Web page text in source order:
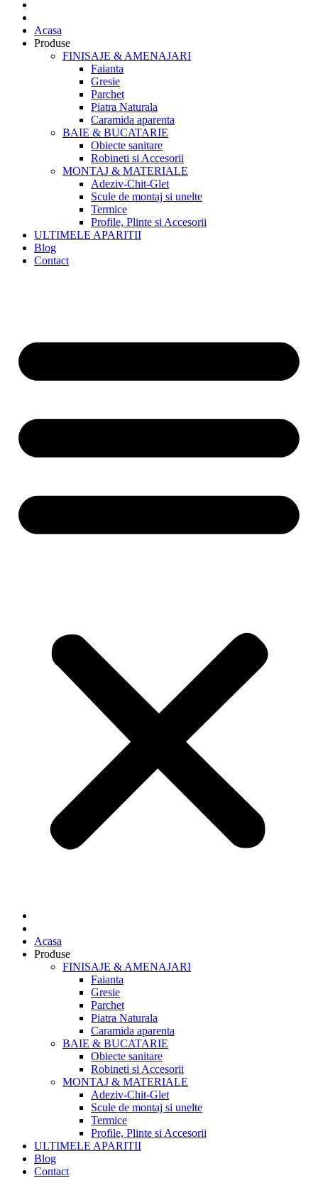
Acasa
Produse
FINISAJE & AMENAJARI
Faianta
Gresie
Parchet
Piatra Naturala
Caramida aparenta
BAIE & BUCATARIE
Obiecte sanitare
Robineti si Accesorii
MONTAJ & MATERIALE
Adeziv-Chit-Glet
Scule de montaj si unelte
Termice
Profile, Plinte si Accesorii
ULTIMELE APARITII
Blog
Contact
Acasa
Produse
FINISAJE & AMENAJARI
Faianta
Gresie
Parchet
Piatra Naturala
Caramida aparenta
BAIE & BUCATARIE
Obiecte sanitare
Robineti si Accesorii
MONTAJ & MATERIALE
Adeziv-Chit-Glet
Scule de montaj si unelte
Termice
Profile, Plinte si Accesorii
ULTIMELE APARITII
Blog
Contact